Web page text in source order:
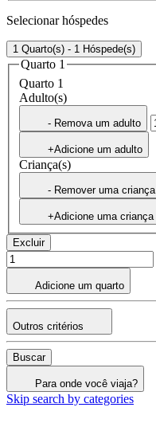
Selecionar hóspedes
1 Quarto(s) - 1 Hóspede(s)
Quarto 1
Quarto 1
Adulto(s)
- Remova um adulto
+Adicione um adulto
Criança(s)
- Remover uma criança
+Adicione uma criança
Excluir
Adicione um quarto
Outros critérios
Buscar
Para onde você viaja?
Skip search by categories